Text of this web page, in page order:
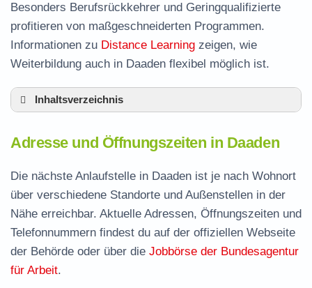
Besonders Berufsrückkehrer und Geringqualifizierte
profitieren von maßgeschneiderten Programmen.
Informationen zu Distance Learning zeigen, wie
Weiterbildung auch in Daaden flexibel möglich ist.
Inhaltsverzeichnis
Leistungen der Arbeitsvermittlung in Daaden
Termin vereinbaren und Bürgergeld beantragen
Jobcenter Altenkirchen (Westerwald) –
zuständige Stelle
Stellenangebote und Jobbörse in Daaden
Häufige Fragen rund ums Jobcenter
Adresse und Öffnungszeiten in Daaden
Die nächste Anlaufstelle in Daaden ist je nach Wohnort
über verschiedene Standorte und Außenstellen in der
Nähe erreichbar. Aktuelle Adressen, Öffnungszeiten und
Telefonnummern findest du auf der offiziellen Webseite
der Behörde oder über die Jobbörse der Bundesagentur
für Arbeit.